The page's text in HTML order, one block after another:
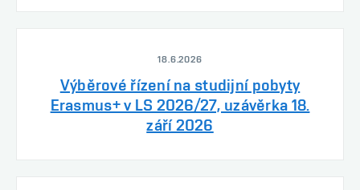
18.6.2026
Výběrové řízení na studijní pobyty
Erasmus+ v LS 2026/27, uzávěrka 18.
září 2026